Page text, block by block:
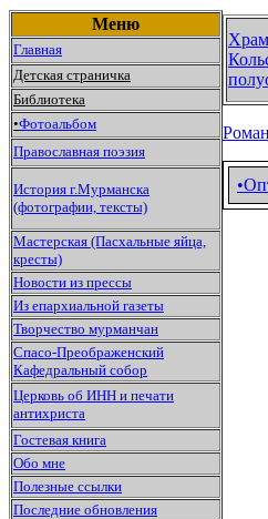
Меню
Главная
Детская страничка
Библиотека
•Фотоальбом
Православная поэзия
История г.Мурманска
(фотографии, тексты)
Мастерская (Пасхальные яйца,
кресты)
Новости из прессы
Из епархиальной газеты
Творчество мурманчан
Спасо-Преображенский
Кафедральный собор
Церковь об ИНН и печати
антихриста
Гостевая книга
Обо мне
Полезные ссылки
Последние обновления